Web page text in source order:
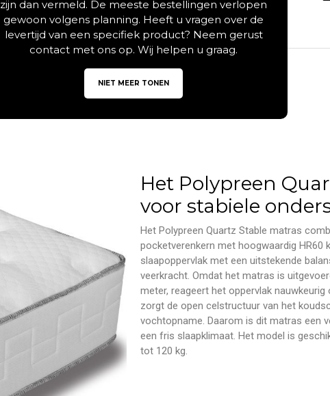
Aanvullende informatie
Het Polypreen
voor stabiele
Het Polypreen Quartz Stable matras
pocketverenkern met hoogwaardig HR60
slaapoppervlak met een uitstekende
veerkracht. Omdat het matras is
meter, reageert het oppervlak
zorgt de open celstructuur van het
vochtopname. Daarom is dit matras een
een fris slaapklimaat. Het model is
tot 120 kg.
zijn dan vermeld. De meeste bestellingen verlopen
gewoon volgens planning. Heeft u vragen over de
levertijd van een specifiek product? Neem gerust
contact met ons op. Wij helpen u graag.
NIET MEER TONEN